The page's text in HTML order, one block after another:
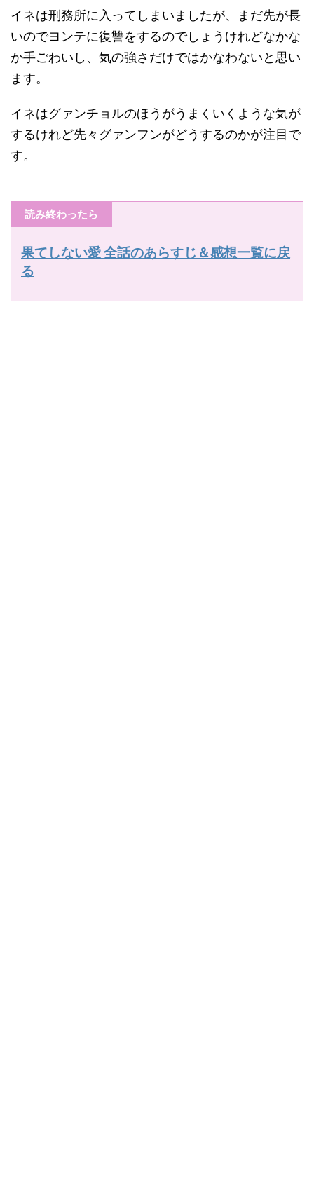
イネは刑務所に入ってしまいましたが、まだ先が長
いのでヨンテに復讐をするのでしょうけれどなかな
か手ごわいし、気の強さだけではかなわないと思い
ます。
イネはグァンチョルのほうがうまくいくような気が
するけれど先々グァンフンがどうするのかが注目で
す。
読み終わったら
果てしない愛 全話のあらすじ＆感想一覧に戻
る